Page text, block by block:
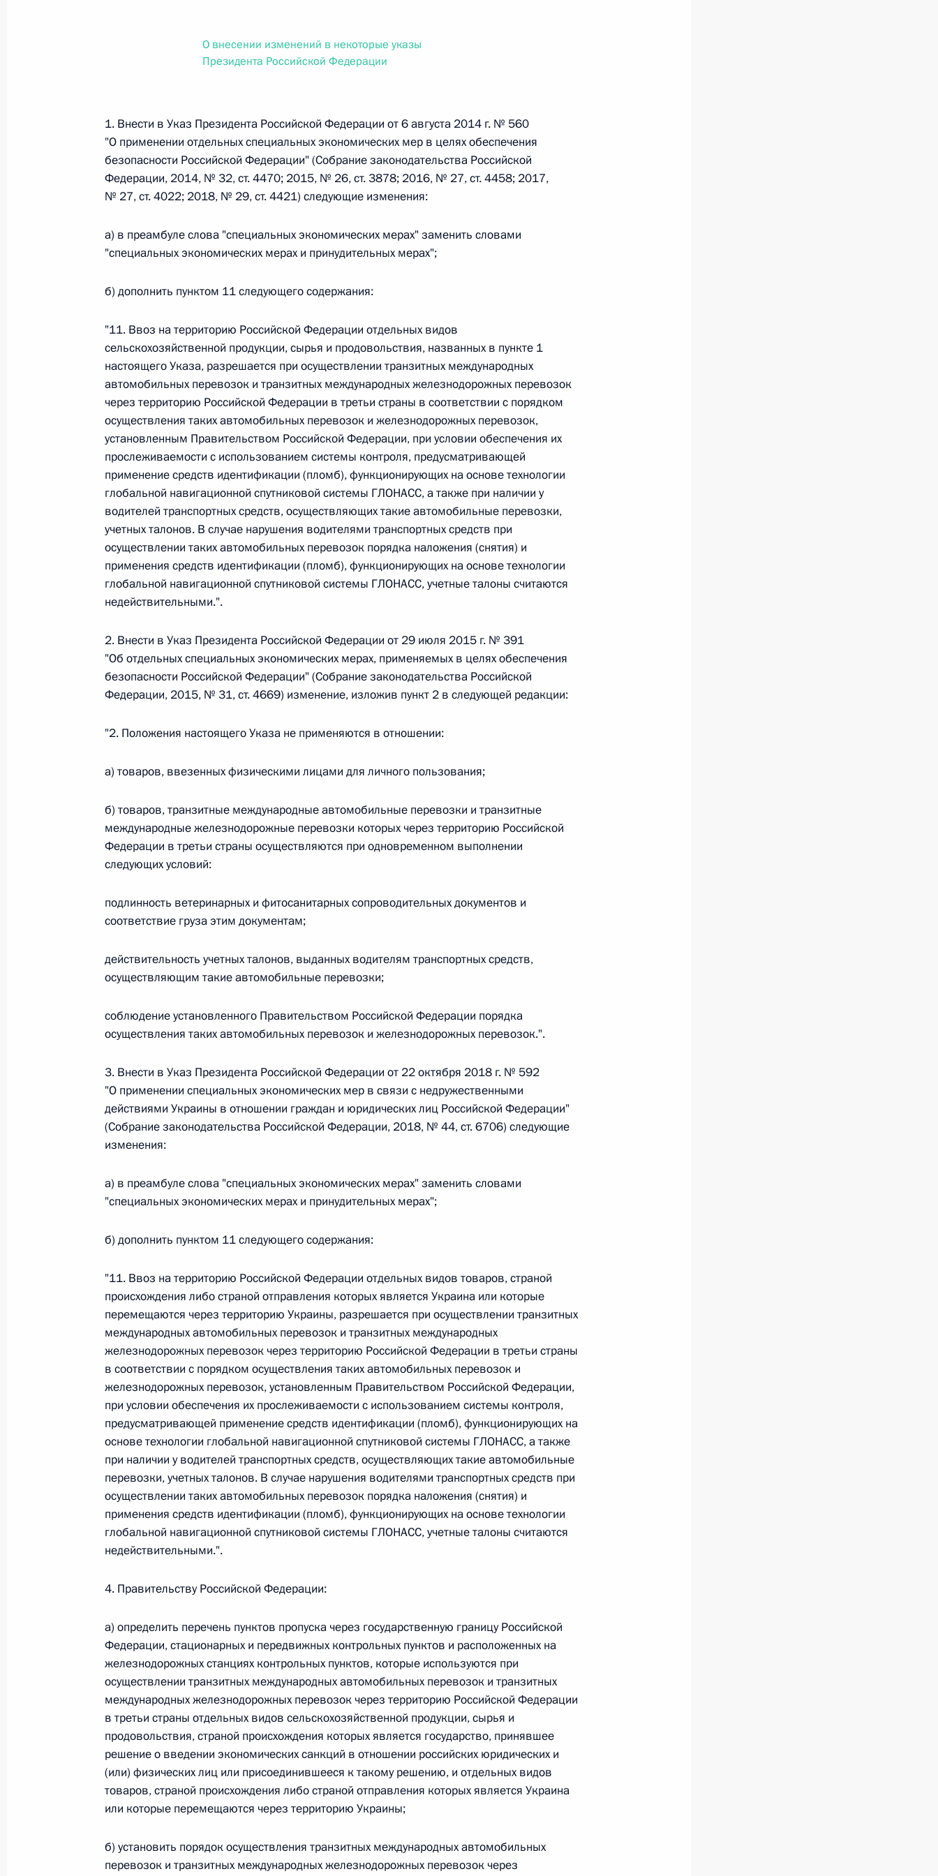
О внесении изменений в Федеральный закон «О присяжных заседателях федеральных судов общей
юрисдикции в Российской Федерации»
26 июля 2026 года
Федеральный закон от 26.07.2026 г. № 263-ФЗ
О внесении изменений в статью 12 Федерального закона «О государственной регистрации
26 июля 2026 года
Федеральный закон от 26.07.2026 г. № 242-ФЗ
О внесении изменений в статьи 85 и 102 части первой и статью 227–1 части второй Налогового
кодекса Российской Федерации
26 июля 2026 года
Федеральный закон от 26.07.2026 г. № 246-ФЗ
О внесении изменений в Трудовой кодекс Российской Федерации
26 июля 2026 года
Федеральный закон от 26.07.2026 г. № 268-ФЗ
26 июля 2026 года
О внесении изменения в статью 2 Федерального закона «О благотворительной деятельности
26 июля 2026 года
Федеральный закон от 26.07.2026 г. № 251-ФЗ
О внесении изменений в Уголовный кодекс Российской Федерации и статьи 31 и 151 Уголовно-
26 июля 2026 года
Федеральный закон от 26.07.2026 г. № 264-ФЗ
изменений в Федеральный закон „Об актах гражданского состояния“
26 июля 2026 года
Федеральный закон от 26.07.2026 г. № 270-ФЗ
О внесении изменения в статью 10 Федерального закона «Об автономных учреждениях»
26 июля 2026 года
О ратификации Соглашения между Правительством Российской Федерации и Кабинетом
26 июля 2026 года
Федеральный закон от 26.07.2026 г. № 252-ФЗ
О внесении изменений в Кодекс внутреннего водного транспорта Российской Федерации и статью 1
Федерального закона «Об обеспечении единства измерений»
26 июля 2026 года
Федеральный закон от 26.07.2026 г. № 250-ФЗ
О внесении изменений в Кодекс Российской Федерации об административных правонарушениях
26 июля 2026 года
Федеральный закон от 26.07.2026 г. № 266-ФЗ
О внесении изменения в статью 6 Закона Российской Федерации «О защите прав потребителей»
26 июля 2026 года
Федеральный закон от 26.07.2026 г. № 247-ФЗ
О внесении изменений в статью 9.21 Кодекса Российской Федерации об административных
правонарушениях
26 июля 2026 года
Республики Беларусь о сотрудничестве в сфере деятельности с драгоценными металлами,
О внесении изменений в некоторые указы
Президента Российской Федерации
1. Внести в Указ Президента Российской Федерации от 6 августа 2014 г. № 560
"О применении отдельных специальных экономических мер в целях обеспечения
безопасности Российской Федерации" (Собрание законодательства Российской
Федерации, 2014, № 32, ст. 4470; 2015, № 26, ст. 3878; 2016, № 27, ст. 4458; 2017,
№ 27, ст. 4022; 2018, № 29, ст. 4421) следующие изменения:
а) в преамбуле слова "специальных экономических мерах" заменить словами
"специальных экономических мерах и принудительных мерах";
б) дополнить пунктом 11 следующего содержания:
"11. Ввоз на территорию Российской Федерации отдельных видов
сельскохозяйственной продукции, сырья и продовольствия, названных в пункте 1
настоящего Указа, разрешается при осуществлении транзитных международных
автомобильных перевозок и транзитных международных железнодорожных перевозок
через территорию Российской Федерации в третьи страны в соответствии с порядком
осуществления таких автомобильных перевозок и железнодорожных перевозок,
установленным Правительством Российской Федерации, при условии обеспечения их
прослеживаемости с использованием системы контроля, предусматривающей
применение средств идентификации (пломб), функционирующих на основе технологии
глобальной навигационной спутниковой системы ГЛОНАСС, а также при наличии у
водителей транспортных средств, осуществляющих такие автомобильные перевозки,
учетных талонов. В случае нарушения водителями транспортных средств при
осуществлении таких автомобильных перевозок порядка наложения (снятия) и
применения средств идентификации (пломб), функционирующих на основе технологии
глобальной навигационной спутниковой системы ГЛОНАСС, учетные талоны считаются
недействительными.".
2. Внести в Указ Президента Российской Федерации от 29 июля 2015 г. № 391
"Об отдельных специальных экономических мерах, применяемых в целях обеспечения
безопасности Российской Федерации" (Собрание законодательства Российской
Федерации, 2015, № 31, ст. 4669) изменение, изложив пункт 2 в следующей редакции:
"2. Положения настоящего Указа не применяются в отношении:
а) товаров, ввезенных физическими лицами для личного пользования;
б) товаров, транзитные международные автомобильные перевозки и транзитные
международные железнодорожные перевозки которых через территорию Российской
Федерации в третьи страны осуществляются при одновременном выполнении
следующих условий:
подлинность ветеринарных и фитосанитарных сопроводительных документов и
соответствие груза этим документам;
действительность учетных талонов, выданных водителям транспортных средств,
осуществляющим такие автомобильные перевозки;
соблюдение установленного Правительством Российской Федерации порядка
осуществления таких автомобильных перевозок и железнодорожных перевозок.".
3. Внести в Указ Президента Российской Федерации от 22 октября 2018 г. № 592
"О применении специальных экономических мер в связи с недружественными
действиями Украины в отношении граждан и юридических лиц Российской Федерации"
(Собрание законодательства Российской Федерации, 2018, № 44, ст. 6706) следующие
изменения:
а) в преамбуле слова "специальных экономических мерах" заменить словами
"специальных экономических мерах и принудительных мерах";
б) дополнить пунктом 11 следующего содержания:
"11. Ввоз на территорию Российской Федерации отдельных видов товаров, страной
происхождения либо страной отправления которых является Украина или которые
перемещаются через территорию Украины, разрешается при осуществлении транзитных
международных автомобильных перевозок и транзитных международных
железнодорожных перевозок через территорию Российской Федерации в третьи страны
в соответствии с порядком осуществления таких автомобильных перевозок и
железнодорожных перевозок, установленным Правительством Российской Федерации,
при условии обеспечения их прослеживаемости с использованием системы контроля,
предусматривающей применение средств идентификации (пломб), функционирующих на
основе технологии глобальной навигационной спутниковой системы ГЛОНАСС, а также
при наличии у водителей транспортных средств, осуществляющих такие автомобильные
перевозки, учетных талонов. В случае нарушения водителями транспортных средств при
осуществлении таких автомобильных перевозок порядка наложения (снятия) и
применения средств идентификации (пломб), функционирующих на основе технологии
глобальной навигационной спутниковой системы ГЛОНАСС, учетные талоны считаются
недействительными.".
4. Правительству Российской Федерации:
а) определить перечень пунктов пропуска через государственную границу Российской
Федерации, стационарных и передвижных контрольных пунктов и расположенных на
железнодорожных станциях контрольных пунктов, которые используются при
осуществлении транзитных международных автомобильных перевозок и транзитных
международных железнодорожных перевозок через территорию Российской Федерации
в третьи страны отдельных видов сельскохозяйственной продукции, сырья и
продовольствия, страной происхождения которых является государство, принявшее
решение о введении экономических санкций в отношении российских юридических и
(или) физических лиц или присоединившееся к такому решению, и отдельных видов
товаров, страной происхождения либо страной отправления которых является Украина
или которые перемещаются через территорию Украины;
б) установить порядок осуществления транзитных международных автомобильных
перевозок и транзитных международных железнодорожных перевозок через